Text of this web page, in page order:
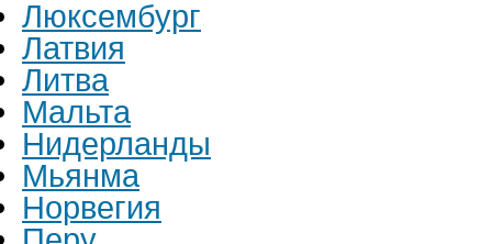
Люксембург
Латвия
Литва
Мальта
Нидерланды
Мьянма
Норвегия